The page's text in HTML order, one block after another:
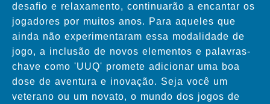
desafio e relaxamento, continuarão a encantar os
jogadores por muitos anos. Para aqueles que
ainda não experimentaram essa modalidade de
jogo, a inclusão de novos elementos e palavras-
chave como 'UUQ' promete adicionar uma boa
dose de aventura e inovação. Seja você um
veterano ou um novato, o mundo dos jogos de